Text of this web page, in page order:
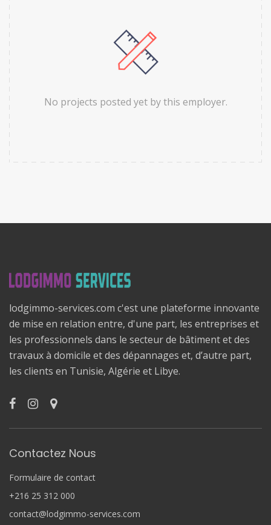
No projects posted yet by this employer.
lodgimmo-services.com c'est une plateforme innovante
de mise en relation entre, d'une part, les entreprises et
les professionnels dans le secteur de bâtiment et des
travaux à domicile et des dépannages et, d’autre part,
les clients en Tunisie, Algérie et Libye.
Contactez Nous
Formulaire de contact
+216 25 312 000
contact@lodgimmo-services.com